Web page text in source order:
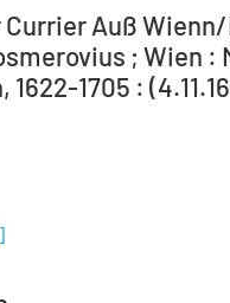
Auß
; Wien :
1705 :
]